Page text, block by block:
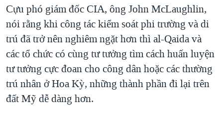
Cựu phó giám đốc CIA, ông John McLaughlin,
nói rằng khi công tác kiểm soát phi trường và di
trú đã trở nên nghiêm ngặt hơn thì al-Qaida và
các tổ chức có cùng tư tưởng tìm cách huấn luyện
tư tưởng cực đoan cho công dân hoặc các thường
trú nhân ở Hoa Kỳ, những thành phần đi lại trên
đất Mỹ dễ dàng hơn.